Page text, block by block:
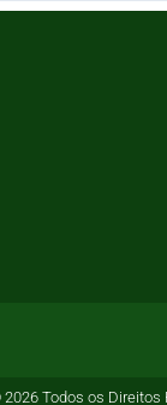
Todos os Direitos